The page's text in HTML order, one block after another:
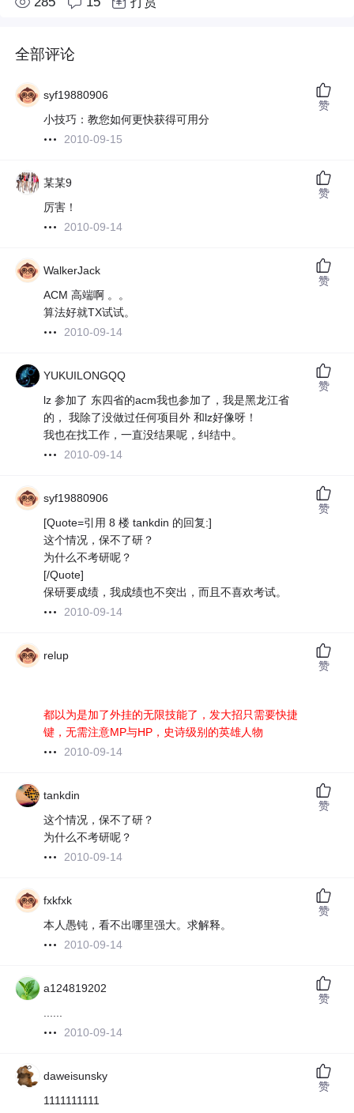
全部评论
syf19880906
小技巧：教您如何更快获得可用分
2010-09-15
赞
某某9
厉害！
2010-09-14
赞
WalkerJack
ACM 高端啊 。。
算法好就TX试试。
2010-09-14
赞
YUKUILONGQQ
lz 参加了 东四省的acm我也参加了，我是黑龙江省
的， 我除了没做过任何项目外 和lz好像呀！
我也在找工作，一直没结果呢，纠结中。
2010-09-14
赞
syf19880906
[Quote=引用 8 楼 tankdin 的回复:]
这个情况，保不了研？
为什么不考研呢？
[/Quote]
保研要成绩，我成绩也不突出，而且不喜欢考试。
2010-09-14
赞
relup
都以为是加了外挂的无限技能了，发大招只需要快捷
键，无需注意MP与HP，史诗级别的英雄人物
2010-09-14
赞
tankdin
这个情况，保不了研？
为什么不考研呢？
2010-09-14
赞
fxkfxk
本人愚钝，看不出哪里强大。求解释。
2010-09-14
赞
a124819202
......
2010-09-14
赞
daweisunsky
1111111111
赞